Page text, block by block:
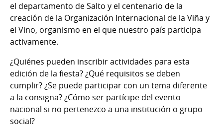
el departamento de Salto y el centenario de la
creación de la Organización Internacional de la Viña y
el Vino, organismo en el que nuestro país participa
activamente.
¿Quiénes pueden inscribir actividades para esta
edición de la fiesta? ¿Qué requisitos se deben
cumplir? ¿Se puede participar con un tema diferente
a la consigna? ¿Cómo ser partícipe del evento
nacional si no pertenezco a una institución o grupo
social?